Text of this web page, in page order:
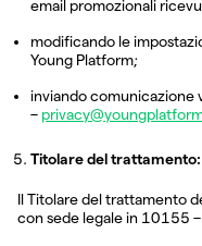
email promozionali
modificando le
Young Platform;
inviando comunicazione
–
Titolare del trattamento:
Il Titolare del trattamento
con sede legale in 10155